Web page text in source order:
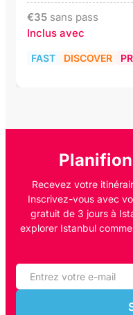
€35 sans pass
Inclus avec
FAST DISCOVER
Recevez votre
Inscrivez-vous avec
gratuit de 3 jours à
explorer Istanbul